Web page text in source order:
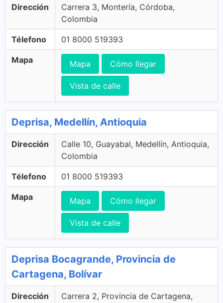
Dirección
Carrera 3, Montería, Córdoba,
Colombia
Télefono 01 8000 519393
Mapa Mapa Cómo llegar
Vista de calle
Deprisa, Medellín, Antioquia
Dirección
Calle 10, Guayabal, Medellín, Antioquia,
Colombia
Télefono 01 8000 519393
Mapa Mapa Cómo llegar
Vista de calle
Deprisa Bocagrande, Provincia de
Cartagena, Bolívar
Dirección
Carrera 2, Provincia de Cartagena,